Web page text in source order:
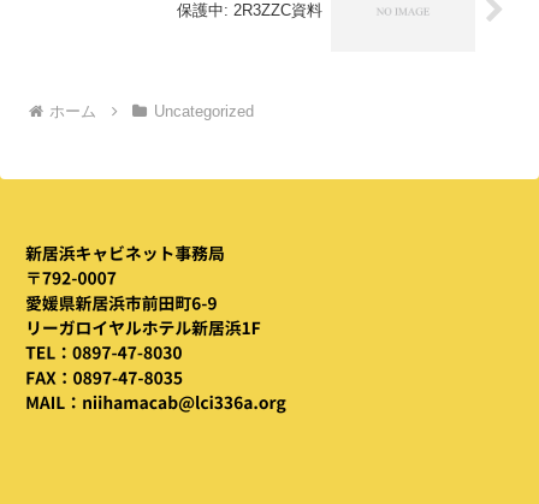
保護中: 2R3ZZC資料
ホーム Uncategorized